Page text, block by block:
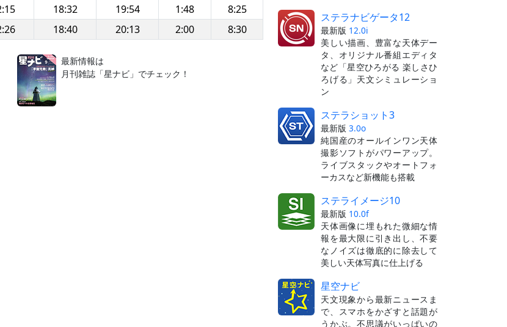
18:32 19:54 1:48
8:25
18:40 20:13 2:00 8:30
最新情報は
月刊雑誌「星ナビ」でチェック！
ステラナビゲータ12
最新版 12.0i
美しい描画、豊富な天体デー
タ、オリジナル番組エディタ
など「星空ひろがる 楽しさひ
ろげる」天文シミュレーショ
ン
ステラショット3
最新版 3.0o
純国産のオールインワン天体
撮影ソフトがパワーアップ。
ライブスタックやオートフォ
ーカスなど新機能も搭載
ステライメージ10
最新版 10.0f
天体画像に埋もれた微細な情
報を最大限に引き出し、不要
なノイズは徹底的に除去して
美しい天体写真に仕上げる
星空ナビ
天文現象から最新ニュースま
で、スマホをかざすと話題が
うかぶ。不思議がいっぱいの